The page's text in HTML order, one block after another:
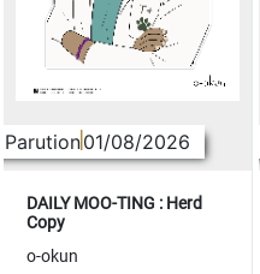
Parution01/08/2026
DAILY MOO-TING : Herd
Copy
o-okun